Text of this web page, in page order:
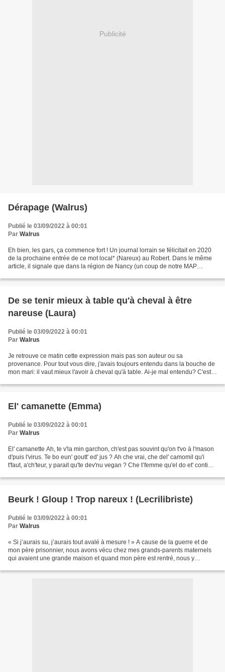
Publicité
Dérapage (Walrus)
Publié le 03/09/2022 à 00:01
Par Walrus
Eh bien, les gars, ça commence fort ! Un journal lorrain se félicitait en 2020
de la prochaine entrée de ce mot local* (Nareux) au Robert. Dans le même
article, il signale que dans la région de Nancy (un coup de notre MAP
De se tenir mieux à table qu'à cheval à être
nareuse (Laura)
Publié le 03/09/2022 à 00:01
Par Walrus
Je retrouve ce matin cette expression mais pas son auteur ou sa
provenance. Pour tout vous dire, j'avais toujours entendu dans la bouche de
mon mari: il vaut mieux l'avoir à cheval qu'à table. Ai-je mal entendu? C'est
El' camanette (Emma)
Publié le 03/09/2022 à 00:01
Par Walrus
El' camanette Ah, te v'la min garchon, ch'est pas souvint qu'on t'vo à l'mason
d'puis l'virus. Te bo eun' goutt' ed' jus ? Ah che vrai, che del' camomil qu'i
t'faut, a'ch'teur, y parait qu'te dev'nu vegan ? Che t’femme qu'el do et' continte
Beurk ! Gloup ! Trop nareux ! (Lecrilibriste)
Publié le 03/09/2022 à 00:01
Par Walrus
« Si j’aurais su, j’aurais tout avalé à mesure ! » A cause de la guerre et de
mon père prisonnier, nous avons vécu chez mes grands-parents maternels
qui avaient une grande maison et quand mon père est rentré, nous y